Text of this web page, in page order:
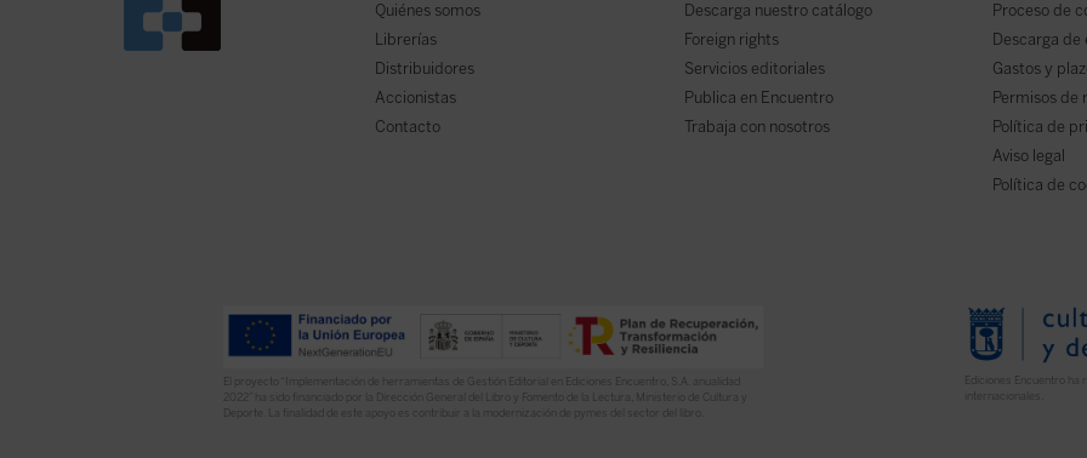
Quiénes somos
Librerías
Distribuidores
Accionistas
Contacto
Descarga nuestro catálogo
Foreign rights
Servicios editoriales
Publica en Encuentro
Trabaja con nosotros
Proceso de
Descarga de
Gastos y
Permisos de
Política de
Aviso legal
Política de
El proyecto “Implementación de herramientas de Gestión Editorial en Ediciones Encuentro, S.A. anualidad
2022” ha sido financiado por la Dirección General del Libro y Fomento de la Lectura, Ministerio de Cultura y
Deporte. La finalidad de este apoyo es contribuir a la modernización de pymes del sector del libro.
Ediciones Encuentro